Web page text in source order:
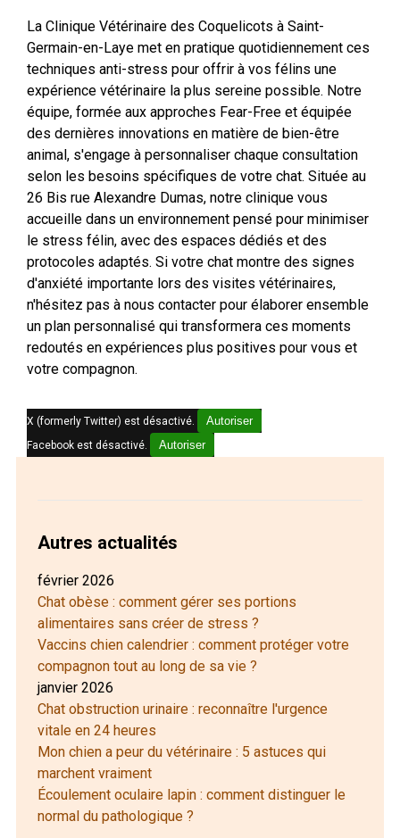
La Clinique Vétérinaire des Coquelicots à Saint-
Germain-en-Laye met en pratique quotidiennement ces
techniques anti-stress pour offrir à vos félins une
expérience vétérinaire la plus sereine possible. Notre
équipe, formée aux approches Fear-Free et équipée
des dernières innovations en matière de bien-être
animal, s'engage à personnaliser chaque consultation
selon les besoins spécifiques de votre chat. Située au
26 Bis rue Alexandre Dumas, notre clinique vous
accueille dans un environnement pensé pour minimiser
le stress félin, avec des espaces dédiés et des
protocoles adaptés. Si votre chat montre des signes
d'anxiété importante lors des visites vétérinaires,
n'hésitez pas à nous contacter pour élaborer ensemble
un plan personnalisé qui transformera ces moments
redoutés en expériences plus positives pour vous et
votre compagnon.
X (formerly Twitter) est désactivé. Autoriser
Facebook est désactivé. Autoriser
Autres actualités
février 2026
Chat obèse : comment gérer ses portions
alimentaires sans créer de stress ?
Vaccins chien calendrier : comment protéger votre
compagnon tout au long de sa vie ?
janvier 2026
Chat obstruction urinaire : reconnaître l'urgence
vitale en 24 heures
Mon chien a peur du vétérinaire : 5 astuces qui
marchent vraiment
Écoulement oculaire lapin : comment distinguer le
normal du pathologique ?